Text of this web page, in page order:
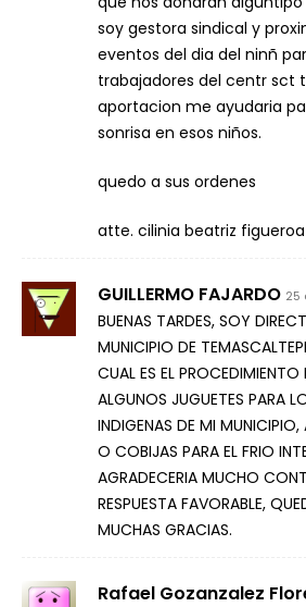
soy gestora sindical y
eventos del dia del ninñ
trabajadores del centr sct
aportacion me ayudaria
sonrisa en esos niños.
quedo a sus ordenes
atte. cilinia beatriz
GUILLERMO FAJARDO 25
BUENAS TARDES, SOY
MUNICIPIO DE
CUAL ES EL PROCEDIMIENTO
ALGUNOS JUGUETES PARA
INDIGENAS DE MI
O COBIJAS PARA EL FRIO
AGRADECERIA MUCHO
RESPUESTA FAVORABLE,
MUCHAS GRACIAS.
Rafael Gozanzalez